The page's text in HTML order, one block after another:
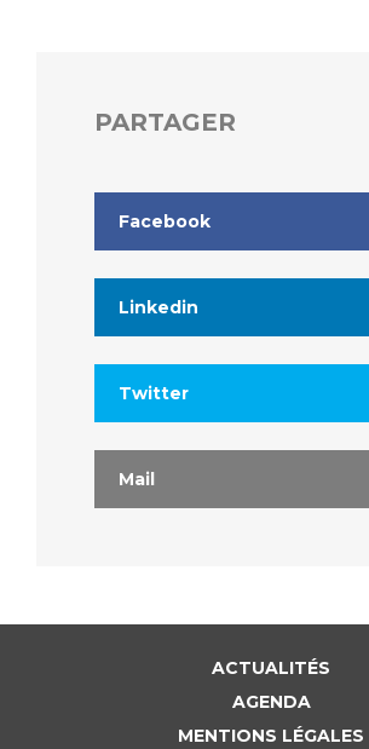
PARTAGER
Facebook
Linkedin
Twitter
Mail
ACTUALITÉS
AGENDA
MENTIONS LÉGALES